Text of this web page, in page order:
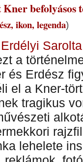
befolyásos
ikon, legenda)
a
és Erdész
el a Kner-
tragikus
lehelete